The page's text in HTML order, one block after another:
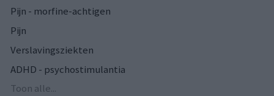
Pijn - morfine-achtigen
Pijn
Verslavingsziekten
ADHD - psychostimulantia
Toon alle...